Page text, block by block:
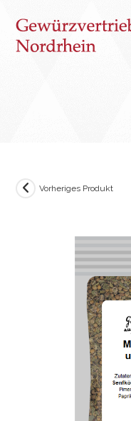
Inhalt
springen
Vorheriges Produkt